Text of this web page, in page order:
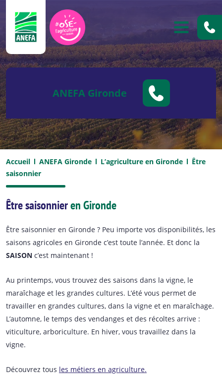
OUVRIR
ANEFA Gironde
Accueil ANEFA Gironde L’agriculture en Gironde
Être
saisonnier
Être saisonnieren Gironde
Être saisonnier en Gironde ? Peu importe vos disponibilités, les
saisons agricoles en Gironde c’est toute l’année. Et donc la
SAISON c’est maintenant !
Au printemps, vous trouvez des saisons dans la vigne, le
maraîchage et les grandes cultures. L’été vous permet de
travailler en grandes cultures, dans la vigne et en maraîchage.
L’automne, le temps des vendanges et des récoltes arrive :
viticulture, arboriculture. En hiver, vous travaillez dans la
vigne.
Découvrez tous les métiers en agriculture.